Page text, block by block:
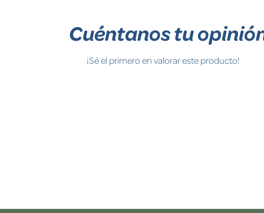
Cuéntanos tu
¡Sé el primero en valorar este producto!